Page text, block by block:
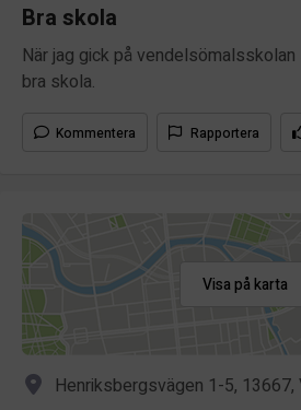
Bra skola
När jag gick på
bra skola.
Kommentera Rapportera
Visa på karta
Henriksbergsvägen 1-5,